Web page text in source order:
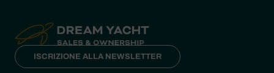
ISCRIZIONE ALLA NEWSLETTER